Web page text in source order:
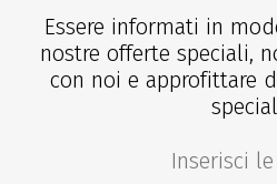
Essere informati in
nostre offerte speciali,
con noi e approfittare